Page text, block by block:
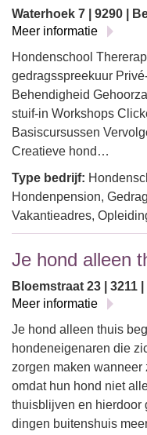
Waterhoek 7 | 9290 |
Meer informatie
Hondenschool
gedragsspreekuur
Behendigheid
stuif-in Workshops
Basiscursussen
Creatieve hond…
Type bedrijf:
Hondenpension,
Vakantieadres,
Je hond alleen
Bloemstraat 23 | 3211
Meer informatie
Je hond alleen thuis
hondeneigenaren die
zorgen maken wanneer
omdat hun hond niet
thuisblijven en hierdoor
dingen buitenshuis